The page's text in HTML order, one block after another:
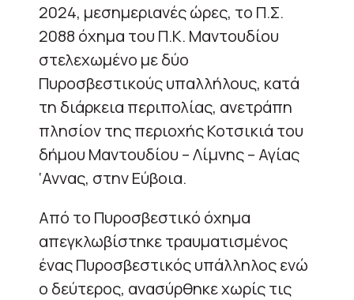
2024, μεσημεριανές ώρες, το Π.Σ.
2088 όχημα του Π.Κ. Μαντουδίου
στελεχωμένο με δύο
Πυροσβεστικούς υπαλλήλους, κατά
τη διάρκεια περιπολίας, ανετράπη
πλησίον της περιοχής Κοτσικιά του
δήμου Μαντουδίου – Λίμνης – Αγίας
‘Αννας, στην Εύβοια.
Από το Πυροσβεστικό όχημα
απεγκλωβίστηκε τραυματισμένος
ένας Πυροσβεστικός υπάλληλος ενώ
ο δεύτερος, ανασύρθηκε χωρίς τις